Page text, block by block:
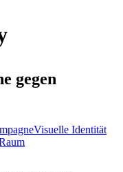
gegen
Visuelle Identität